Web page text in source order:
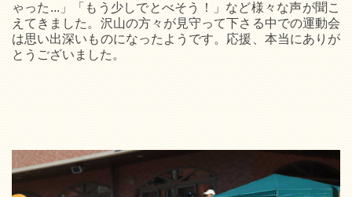
ゃった...」「もう少しでとべそう！」など様々な声が聞こ
えてきました。沢山の方々が見守って下さる中での運動会
は思い出深いものになったようです。応援、本当にありが
とうございました。